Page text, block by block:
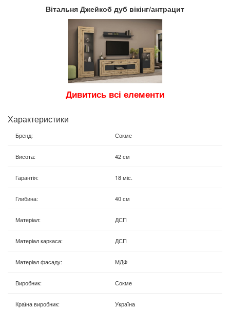
Вітальня Джейкоб дуб вікінг/антрацит
Дивитись всі елементи
Характеристики
Бренд: Сокме
Висота: 42 см
Гарантія: 18 міс.
Глибина: 40 см
Матеріал: ДСП
Матеріал каркаса: ДСП
Матеріал фасаду: МДФ
Виробник: Сокме
Країна виробник: Україна